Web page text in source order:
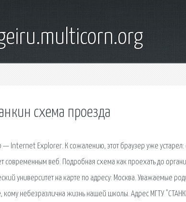
схема проезда
— Internet Explorer. К сожалению, этот браузер уже
современным веб. Подробная схема как проехать до
университет на карте по адресу: Москва. Уважаемые
кому небезразлична жизнь нашей школы. Адрес МГТУ